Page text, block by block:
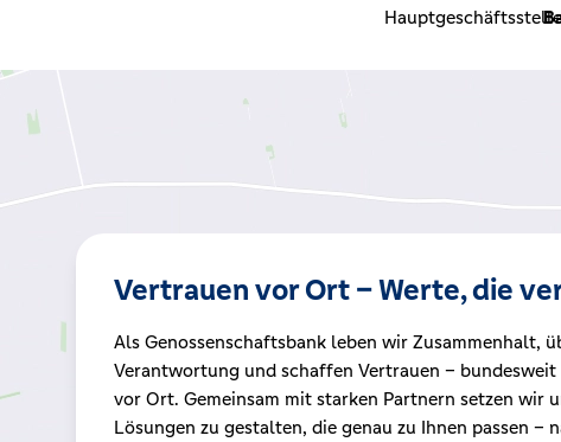
Kreditrechner
Vertrauen vor Ort – Werte, die
Als Genossenschaftsbank leben wir Zusammenhalt,
Verantwortung und schaffen Vertrauen –
vor Ort. Gemeinsam mit starken Partnern setzen wir
Lösungen zu gestalten, die genau zu Ihnen passen –